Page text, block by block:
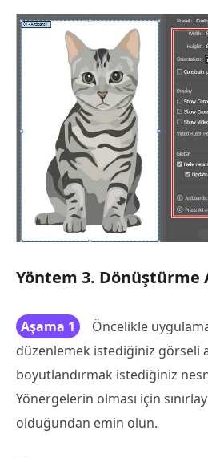
Yöntem 3. Dönüştürme
Aşama 1
Öncelikle
düzenlemek istediğiniz görseli
boyutlandırmak istediğiniz
Yönergelerin olması için
olduğundan emin olun.